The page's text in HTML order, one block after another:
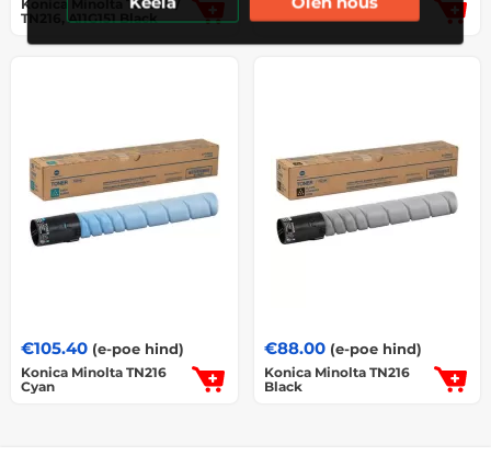
Konica Minolta TN-216 /
TN216, A11G151 Black
€105.40 (e-poe hind)
Konica Minolta TN216
Cyan
€88.00 (e-poe hind)
Konica Minolta TN216
Black